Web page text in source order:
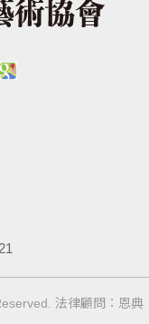
法律顧問：恩典